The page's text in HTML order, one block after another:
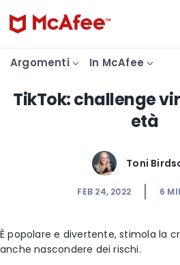
Argomenti In McAfee
TikTok: challenge
età
Toni
FEB 24, 2022 6
È popolare e divertente, stimola la
anche nascondere dei rischi.